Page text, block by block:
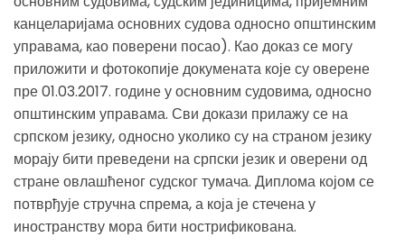
канцеларијама основних судова односно општинским
управама, као поверени посао). Као доказ се могу
приложити и фотокопије докумената које су оверене
пре 01.03.2017. године у основним судовима, односно
општинским управама. Сви докази прилажу се на
српском језику, односно уколико су на страном језику
морају бити преведени на српски језик и оверени од
стране овлашћеног судског тумача. Диплома којом се
потврђује стручна спрема, а која је стечена у
иностранству мора бити нострификована.